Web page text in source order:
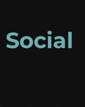
Social